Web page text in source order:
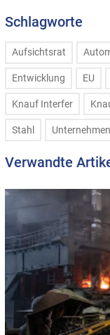
Schlagworte
Aufsichtsrat
Entwicklung EU
Knauf Interfer
Stahl Unternehmen
Verwandte